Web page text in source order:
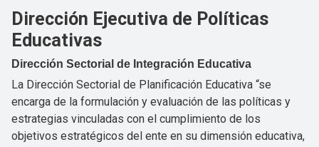
Dirección Ejecutiva de Políticas
Educativas
Dirección Sectorial de Integración Educativa
La Dirección Sectorial de Planificación Educativa “se
encarga de la formulación y evaluación de las políticas y
estrategias vinculadas con el cumplimiento de los
objetivos estratégicos del ente en su dimensión educativa,